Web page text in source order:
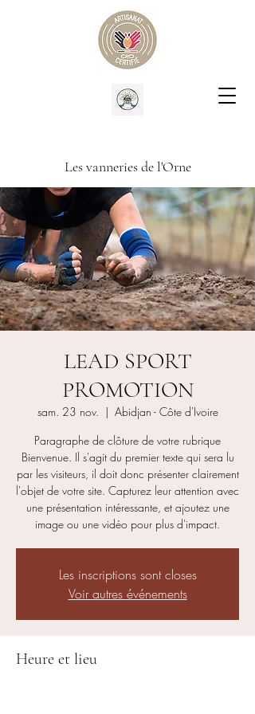
Les vanneries de l'Orne
LEAD SPORT
PROMOTION
sam. 23 nov.
  |
Abidjan - Côte d'Ivoire
Paragraphe de clôture de votre rubrique
Bienvenue. Il s'agit du premier texte qui sera lu
par les visiteurs, il doit donc présenter clairement
l'objet de votre site. Capturez leur attention avec
une présentation intéressante, et ajoutez une
image ou une vidéo pour plus d'impact.
Les inscriptions sont closes
Voir autres événements
Heure et lieu